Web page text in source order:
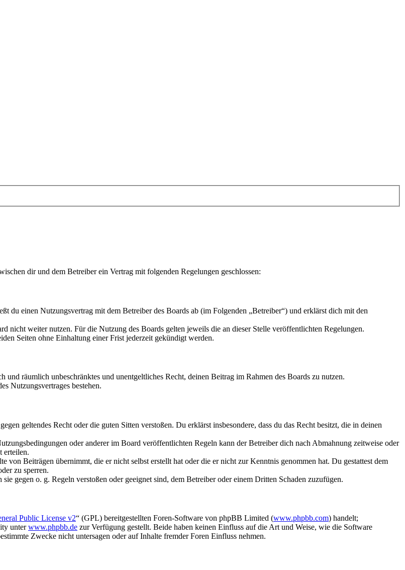
dir und dem Betreiber ein Vertrag mit folgenden Regelungen geschlossen:
du einen Nutzungsvertrag mit dem Betreiber des Boards ab (im Folgenden „Betreiber“) und erklärst dich mit den
nicht weiter nutzen. Für die Nutzung des Boards gelten jeweils die an dieser Stelle veröffentlichten Regelungen.
Seiten ohne Einhaltung einer Frist jederzeit gekündigt werden.
räumlich unbeschränktes und unentgeltliches Recht, deinen Beitrag im Rahmen des Boards zu nutzen.
Nutzungsvertrages bestehen.
geltendes Recht oder die guten Sitten verstoßen. Du erklärst insbesondere, dass du das Recht besitzt, die in deinen
oder anderer im Board veröffentlichten Regeln kann der Betreiber dich nach Abmahnung zeitweise oder
erteilen.
Beiträgen übernimmt, die er nicht selbst erstellt hat oder die er nicht zur Kenntnis genommen hat. Du gestattest dem
zu sperren.
gegen o. g. Regeln verstoßen oder geeignet sind, dem Betreiber oder einem Dritten Schaden zuzufügen.
Public License v2“ (GPL) bereitgestellten Foren-Software von phpBB Limited (www.phpbb.com) handelt;
unterwww.phpbb.de zur Verfügung gestellt. Beide haben keinen Einfluss auf die Art und Weise, wie die Software
Zwecke nicht untersagen oder auf Inhalte fremder Foren Einfluss nehmen.